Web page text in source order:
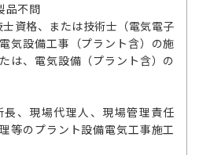
品不問
資格、または技術士（電気電子
気設備工事（プラント含）の施
は、電気設備（プラント含）の
、現場代理人、現場管理責任
等のプラント設備電気工事施工